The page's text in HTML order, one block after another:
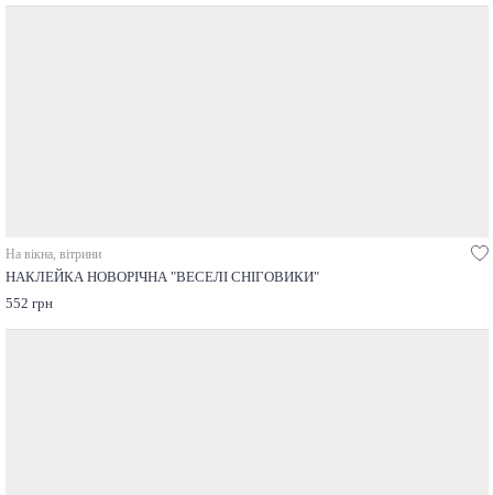
На вікна, вітрини
НАКЛЕЙКА НОВОРІЧНА "ВЕСЕЛІ СНІГОВИКИ"
552 грн